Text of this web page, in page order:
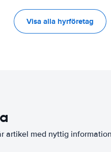
Visa alla hyrföretag
artikel med nyttig information